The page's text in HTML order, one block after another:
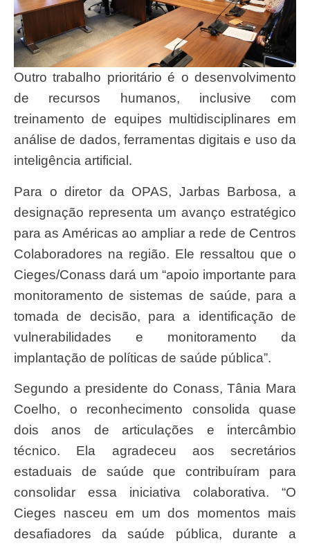
Outro trabalho prioritário é o desenvolvimento
de recursos humanos, inclusive com
treinamento de equipes multidisciplinares em
análise de dados, ferramentas digitais e uso da
inteligência artificial.
Para o diretor da OPAS, Jarbas Barbosa, a
designação representa um avanço estratégico
para as Américas ao ampliar a rede de Centros
Colaboradores na região. Ele ressaltou que o
Cieges/Conass dará um “apoio importante para
monitoramento de sistemas de saúde, para a
tomada de decisão, para a identificação de
vulnerabilidades e monitoramento da
implantação de políticas de saúde pública”.
Segundo a presidente do Conass, Tânia Mara
Coelho, o reconhecimento consolida quase
dois anos de articulações e intercâmbio
técnico. Ela agradeceu aos secretários
estaduais de saúde que contribuíram para
consolidar essa iniciativa colaborativa. “O
Cieges nasceu em um dos momentos mais
desafiadores da saúde pública, durante a